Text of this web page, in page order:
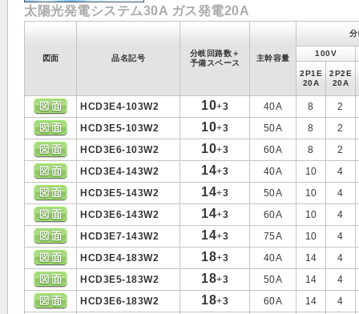
太陽光発電システム30A ガス発電20A
図面 品名記号
分岐回路数＋
予備スペース
主幹容量
100V
2P1E
20A
2P2E
20A
HCD3E4-103W2 10+3 40A 8
2
HCD3E5-103W2
10+3 50A 8
2
HCD3E6-103W2
10+3 60A 8
2
HCD3E4-143W2
14+3 40A 10
4
HCD3E5-143W2
14+3 50A 10
4
HCD3E6-143W2
14+3 60A 10
4
HCD3E7-143W2
14+3 75A 10
4
HCD3E4-183W2
18+3 40A 14
4
HCD3E5-183W2
18+3 50A 14
4
HCD3E6-183W2
18+3 60A 14
4